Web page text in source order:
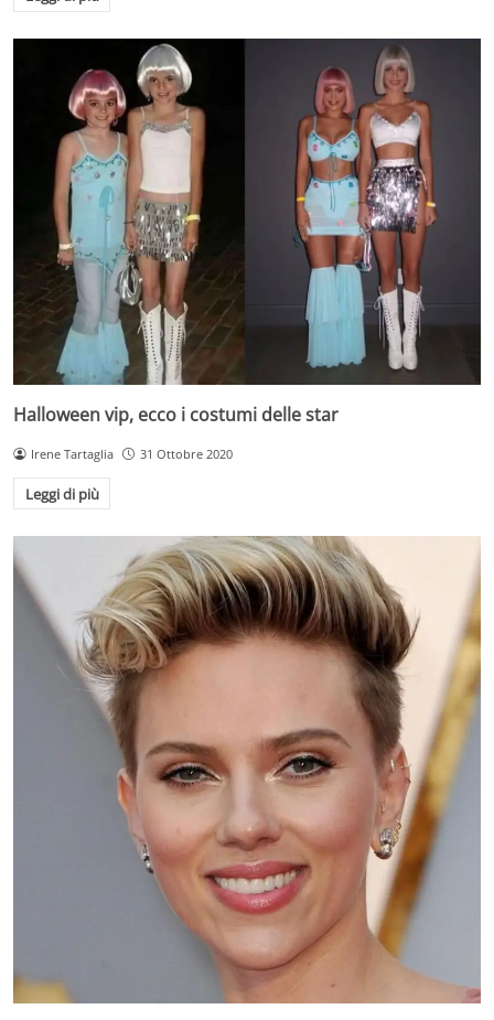
Halloween vip, ecco i costumi delle star
Irene Tartaglia 31 Ottobre 2020
Leggi di più